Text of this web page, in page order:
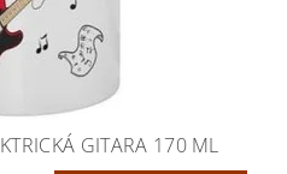
GITARA 170 ML